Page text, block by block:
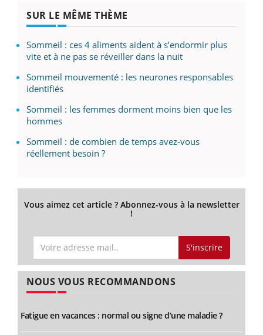
SUR LE MÊME THÈME
Sommeil : ces 4 aliments aident à s’endormir plus
vite et à ne pas se réveiller dans la nuit
Sommeil mouvementé : les neurones responsables
identifiés
Sommeil : les femmes dorment moins bien que les
hommes
Sommeil : de combien de temps avez-vous
réellement besoin ?
Vous aimez cet article ? Abonnez-vous à la newsletter
!
S'inscrire
NOUS VOUS RECOMMANDONS
Fatigue en vacances : normal ou signe d’une maladie ?